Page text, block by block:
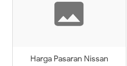
Harga Pasaran Nissan